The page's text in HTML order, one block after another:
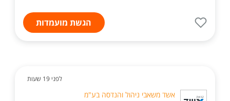
הגשת מועמדות
לפני 19 שעות
אשד משאבי ניהול והנדסה בע"מ